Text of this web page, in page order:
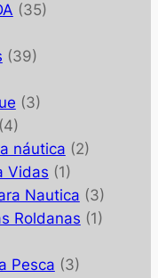
(35)
(39)
(3)
(4)
náutica (2)
Vidas (1)
Nautica (3)
Roldanas (1)
Pesca (3)